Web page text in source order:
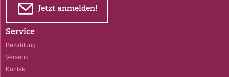
E Jetzt anmelden!
Service
Bezahlung
Versand
Kontakt